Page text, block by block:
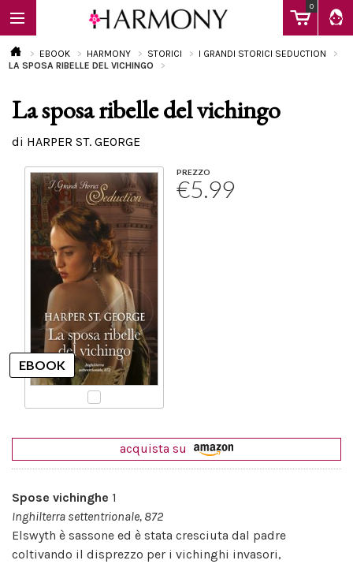
0
EBOOK
Calendario
EBOOK HARMONY STORICI
I GRANDI STORICI SEDUCTION
LA SPOSA RIBELLE DEL VICHINGO
La sposa ribelle del vichingo
di HARPER ST. GEORGE
PREZZO
€5.99
acquista su
Spose vichinghe 1
Inghilterra settentrionale, 872
Elswyth è sassone ed è stata cresciuta dal padre
coltivando il disprezzo per i vichinghi invasori,